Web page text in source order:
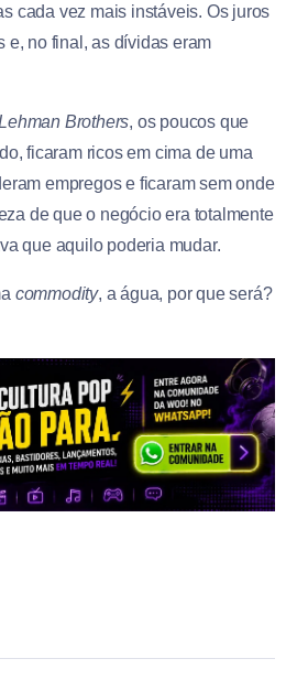
cada vez mais instáveis. Os juros
e, no final, as dívidas eram
Brothers, os poucos que
ficaram ricos em cima de uma
empregos e ficaram sem onde
de que o negócio era totalmente
que aquilo poderia mudar.
commodity, a água, por que será?